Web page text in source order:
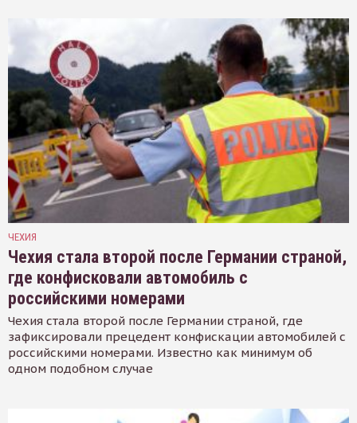
ЧЕХИЯ
Чехия стала второй после Германии страной,
где конфисковали автомобиль с
российскими номерами
Чехия стала второй после Германии страной, где
зафиксировали прецедент конфискации автомобилей с
российскими номерами. Известно как минимум об
одном подобном случае